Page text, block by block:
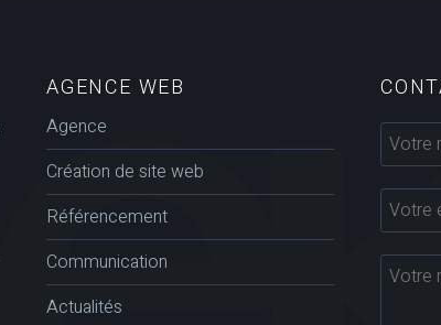
AGENCE WEB
Agence
Création de site web
Référencement
Communication
Actualités